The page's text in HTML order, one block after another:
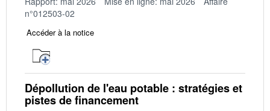
n°012503-02
Accéder à la notice
Dépollution de l'eau potable : stratégies et
pistes de financement